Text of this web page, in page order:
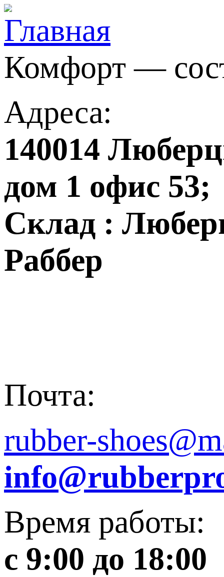
Комфорт —
Адреса:
140014
дом 1 офис 53;
Склад :
Раббер
Почта:
rubber-
Время работы:
с 9:00 до 18:00